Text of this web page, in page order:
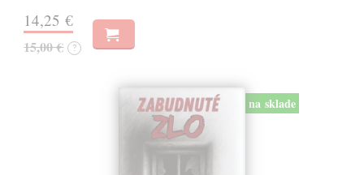
14,25 €
15,00 € ?
na sklade